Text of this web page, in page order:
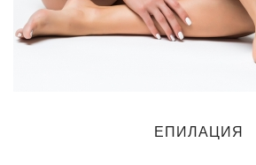
ЕПИЛАЦИЯ